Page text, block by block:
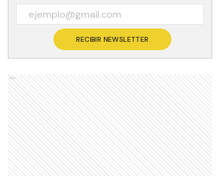
RECIBIR NEWSLETTER
Ads